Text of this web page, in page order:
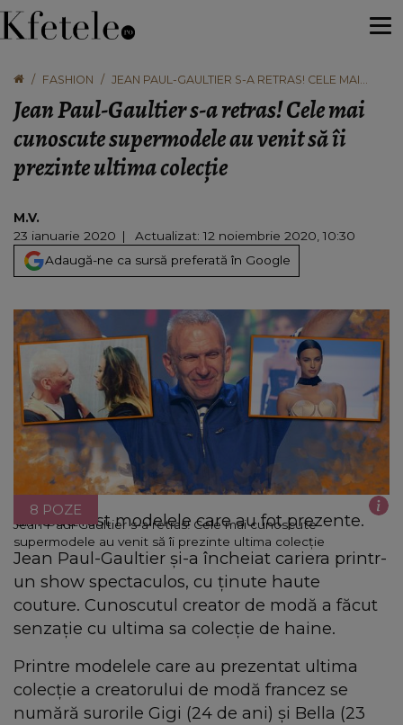
FASHION
JEAN PAUL-GAULTIER S-A RETRAS! CELE MAI
PREZINTE ULTIMA COLECȚIE
Jean Paul-Gaultier s-a retras! Cele mai
cunoscute supermodele au venit să îi
prezinte ultima colecție
M.V.
23 ianuarie 2020
Actualizat: 12 noiembrie 2020, 10:30
Adaugă-ne ca sursă preferată în Google
Jean Paul-Gaultier s-a retras! Cele mai cunoscute
supermodele au venit să îi prezinte ultima colecție
8 POZE
Cine au fost modelele care au fot prezente.
Jean Paul-Gaultier şi-a încheiat cariera printr-
un show spectaculos, cu ţinute haute
couture. Cunoscutul creator de modă a făcut
senzație cu ultima sa colecție de haine.
Printre modelele care au prezentat ultima
colecţie a creatorului de modă francez se
numără surorile Gigi (24 de ani) şi Bella (23